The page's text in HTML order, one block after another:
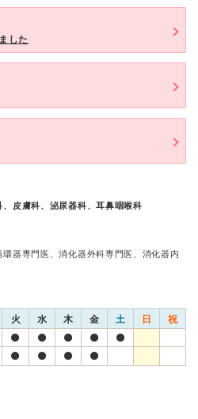
した
皮膚科、泌尿器科、耳鼻咽喉科
器専門医、消化器外科専門医、消化器内
火 水 木 金 土 日 祝